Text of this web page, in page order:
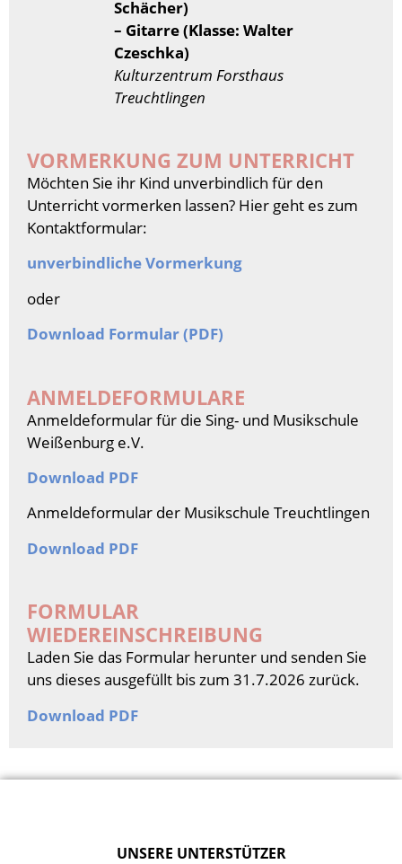
Schächer)
– Gitarre (Klasse: Walter
Czeschka)
Kulturzentrum Forsthaus
Treuchtlingen
VORMERKUNG ZUM UNTERRICHT
Möchten Sie ihr Kind unverbindlich für den
Unterricht vormerken lassen? Hier geht es zum
Kontaktformular:
unverbindliche Vormerkung
oder
Download Formular (PDF)
ANMELDEFORMULARE
Anmeldeformular für die Sing- und Musikschule
Weißenburg e.V.
Download PDF
Anmeldeformular der Musikschule Treuchtlingen
Download PDF
FORMULAR
WIEDEREINSCHREIBUNG
Laden Sie das Formular herunter und senden Sie
uns dieses ausgefüllt bis zum 31.7.2026 zurück.
Download PDF
UNSERE UNTERSTÜTZER